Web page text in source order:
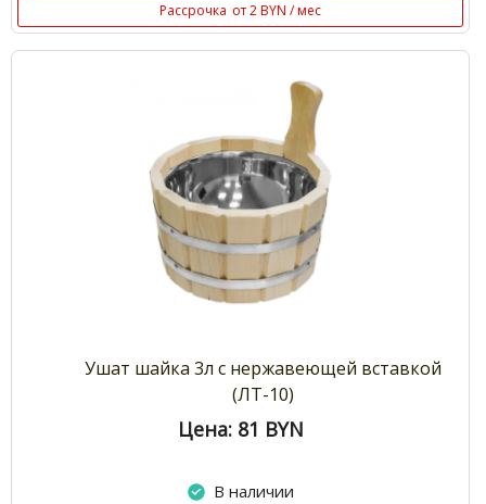
Рассрочка от 2 BYN / мес
Ушат шайка 3л с нержавеющей вставкой
(ЛТ-10)
Цена: 81 BYN
В наличии